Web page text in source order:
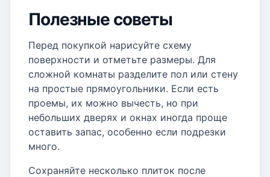
Полезные советы
Перед покупкой нарисуйте схему
поверхности и отметьте размеры. Для
сложной комнаты разделите пол или стену
на простые прямоугольники. Если есть
проемы, их можно вычесть, но при
небольших дверях и окнах иногда проще
оставить запас, особенно если подрезки
много.
Сохраняйте несколько плиток после